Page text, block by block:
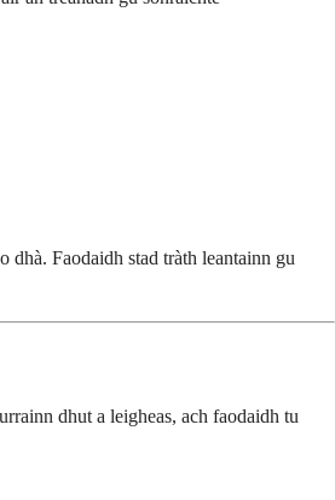
dhà. Faodaidh stad tràth leantainn gu
dhut a leigheas, ach faodaidh tu